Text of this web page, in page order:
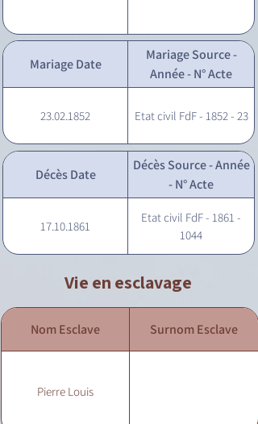
Mariage Date
Mariage Source -
Année - N° Acte
23.02.1852 Etat civil FdF - 1852 - 23
Décès Date
Décès Source - Année
- N° Acte
17.10.1861
Etat civil FdF - 1861 -
1044
Vie en esclavage
Nom Esclave Surnom Esclave
Pierre Louis